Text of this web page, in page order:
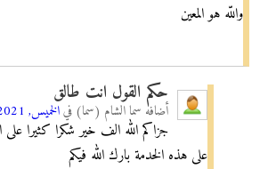
واللّه هو المعين
حكم القول انت طالق
أضافه سما الشام (سما) فيالخميس, 08/04/2021 - 10:28
جزاكم الله الف خير شكرا كثيرا
على هذه الخدمة بارك الله فيكم